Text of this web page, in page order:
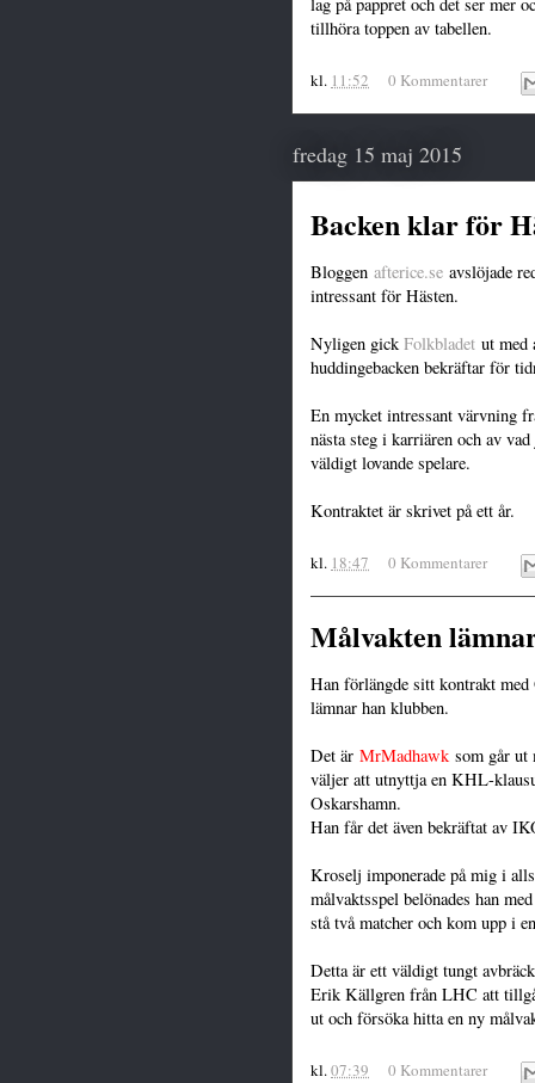
tillhöra toppen av tabellen.
kl. 11:52 0 Kommentarer
fredag 15 maj 2015
Backen klar för
Bloggen afterice.se avslöjade
intressant för Hästen.
Nyligen gick Folkbladet ut med
huddingebacken bekräftar för
En mycket intressant värvning
nästa steg i karriären och av
väldigt lovande spelare.
Kontraktet är skrivet på ett år.
kl. 18:47 0 Kommentarer
Målvakten
Han förlängde sitt kontrakt
lämnar han klubben.
Det är MrMadhawk som går ut
väljer att utnyttja en KHL-
Oskarshamn.
Han får det även bekräftat av
Kroselj imponerade på mig i
målvaktsspel belönades han
stå två matcher och kom upp i
Detta är ett väldigt tungt
Erik Källgren från LHC att
ut och försöka hitta en ny
kl.07:39 0 Kommentarer